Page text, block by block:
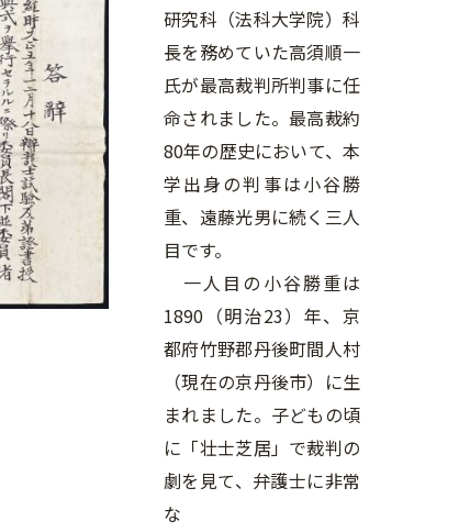
研究科（法科大学院）科
長を務めていた高須順一
氏が最高裁判所判事に任
命されました。最高裁約
80年の歴史において、本
学出身の判事は小谷勝
重、遠藤光男に続く三人
目です。
一人目の小谷勝重は
1890（明治23）年、京
都府竹野郡丹後町間人村
（現在の京丹後市）に生
まれました。子どもの頃
に「壮士芝居」で裁判の
劇を見て、弁護士に非常
な